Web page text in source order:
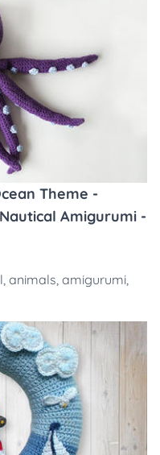
Theme -
Amigurumi -
, animals, amigurumi,